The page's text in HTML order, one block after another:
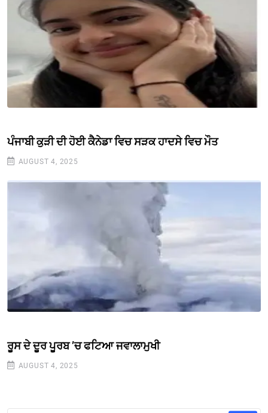
ਪੰਜਾਬੀ ਕੁੜੀ ਦੀ ਹੋਈ ਕੈਨੇਡਾ ਵਿਚ ਸੜਕ ਹਾਦਸੇ ਵਿਚ ਮੌਤ
AUGUST 4, 2025
ਰੂਸ ਦੇ ਦੂਰ ਪੂਰਬ ’ਚ ਫਟਿਆ ਜਵਾਲਾਮੁਖੀ
AUGUST 4, 2025